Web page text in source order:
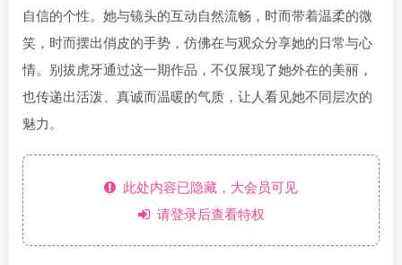
自信的个性。她与镜头的互动自然流畅，时而带着温柔的微
笑，时而摆出俏皮的手势，仿佛在与观众分享她的日常与心
情。别拔虎牙通过这一期作品，不仅展现了她外在的美丽，
也传递出活泼、真诚而温暖的气质，让人看见她不同层次的
魅力。
此处内容已隐藏，大会员可见
请登录后查看特权